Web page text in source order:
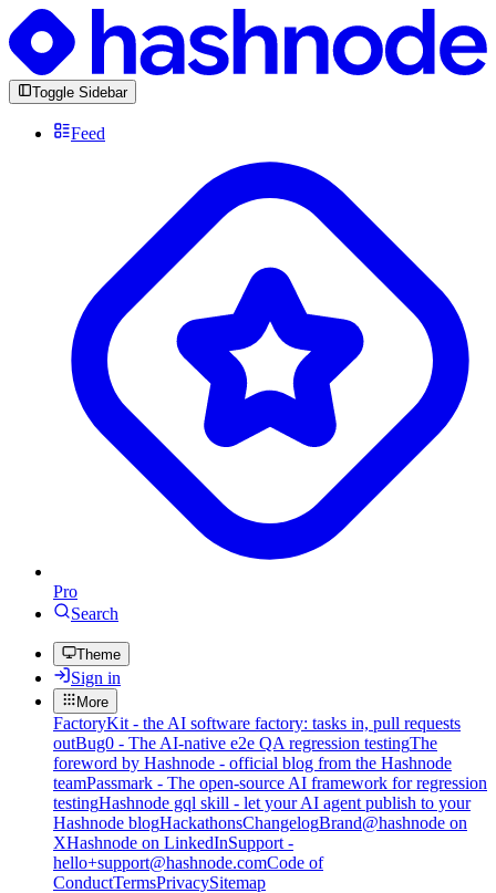
Toggle Sidebar
Feed
Pro
Search
Theme
Sign in
More
FactoryKit - the AI software factory: tasks in, pull requests
outBug0 - The AI-native e2e QA regression testingThe
foreword by Hashnode - official blog from the Hashnode
teamPassmark - The open-source AI framework for regression
testingHashnode gql skill - let your AI agent publish to your
Hashnode blogHackathonsChangelogBrand@hashnode on
XHashnode on LinkedInSupport -
hello+support@hashnode.comCode of
ConductTermsPrivacySitemap